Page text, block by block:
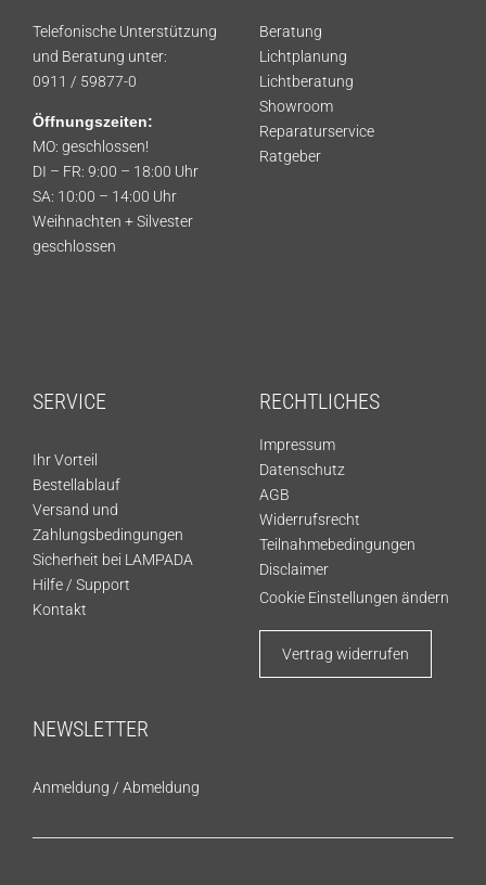
Telefonische Unterstützung
und Beratung unter:
0911 / 59877-0
Öffnungszeiten:
MO: geschlossen!
DI – FR: 9:00 – 18:00 Uhr
SA: 10:00 – 14:00 Uhr
Weihnachten + Silvester
geschlossen
Beratung
Lichtplanung
Lichtberatung
Showroom
Reparaturservice
Ratgeber
SERVICE
Ihr Vorteil
Bestellablauf
Versand und
Zahlungsbedingungen
Sicherheit bei LAMPADA
Hilfe / Support
Kontakt
RECHTLICHES
Impressum
Datenschutz
AGB
Widerrufsrecht
Teilnahmebedingungen
Disclaimer
Cookie Einstellungen ändern
Vertrag widerrufen
NEWSLETTER
Anmeldung / Abmeldung